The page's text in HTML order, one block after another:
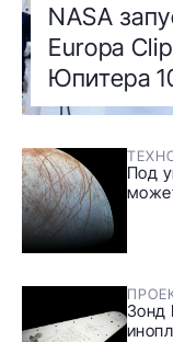
NASA
Europa
Юпитера
Под
Зонд